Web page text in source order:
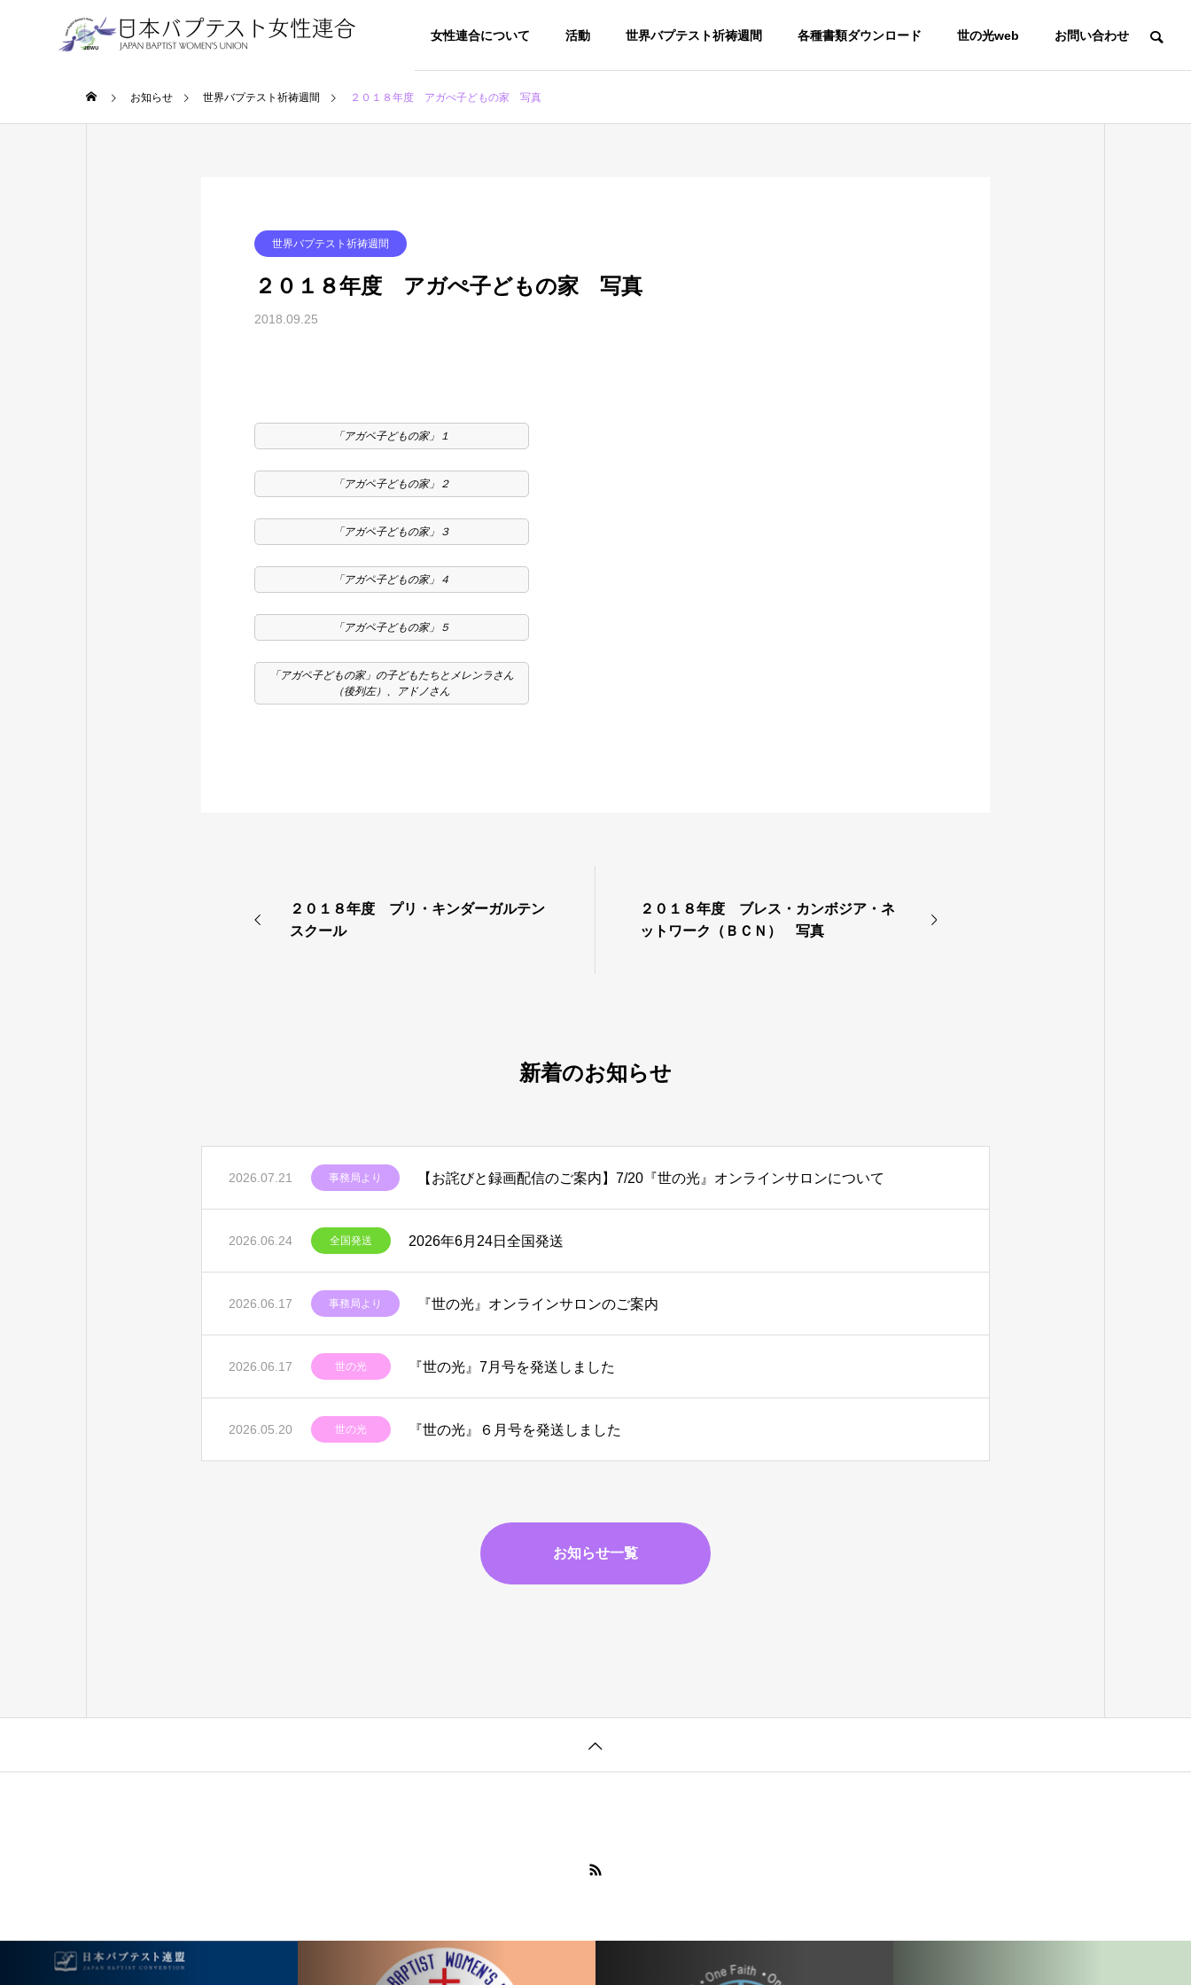
女性連合について 活動 世界バプテスト祈祷週間 各種書類ダウンロード 世の光web お問い合わせ
お知らせ 世界バプテスト祈祷週間 ２０１８年度 アガぺ子どもの家 写真
世界バプテスト祈祷週間
２０１８年度 アガぺ子どもの家 写真
2018.09.25
「アガペ子どもの家」１
「アガペ子どもの家」２
「アガペ子どもの家」３
「アガペ子どもの家」４
「アガペ子どもの家」５
「アガペ子どもの家」の子どもたちとメレンラさん
（後列左）、アドノさん
２０１８年度 プリ・キンダーガルテン
スクール
２０１８年度 ブレス・カンボジア・ネ
ットワーク（ＢＣＮ） 写真
新着のお知らせ
2026.07.21 事務局より 【お詫びと録画配信のご案内】7/20『世の光』オンラインサロンについて
2026.06.24 全国発送 2026年6月24日全国発送
2026.06.17 事務局より 『世の光』オンラインサロンのご案内
2026.06.17 世の光 『世の光』7月号を発送しました
2026.05.20 世の光 『世の光』６月号を発送しました
お知らせ一覧